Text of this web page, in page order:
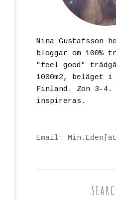
Nina Gustafsson
bloggar om 100%
"feel good"
1000m2, beläget i
Finland. Zon 3-
inspireras.
Email: